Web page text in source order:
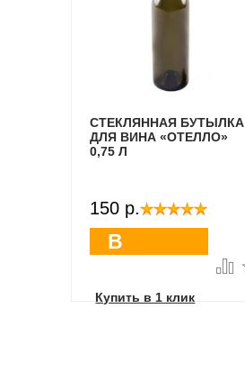
СТЕКЛЯННАЯ БУТЫЛКА
ДЛЯ ВИНА «ОТЕЛЛО»
0,75 Л
150 p.
В
Купить в 1 клик